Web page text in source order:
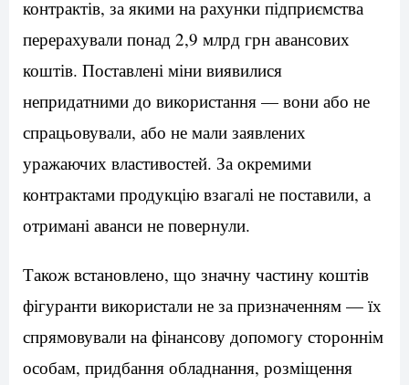
контрактів, за якими на рахунки підприємства
перерахували понад 2,9 млрд грн авансових
коштів. Поставлені міни виявилися
непридатними до використання — вони або не
спрацьовували, або не мали заявлених
уражаючих властивостей. За окремими
контрактами продукцію взагалі не поставили, а
отримані аванси не повернули.
Також встановлено, що значну частину коштів
фігуранти використали не за призначенням — їх
спрямовували на фінансову допомогу стороннім
особам, придбання обладнання, розміщення